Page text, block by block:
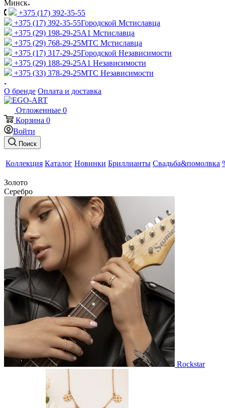
Минск
+375 (17) 392-35-55
+375 (17) 392-35-55Городской Мстиславца
+375 (29) 198-29-25A1 Мстиславца
+375 (29) 768-29-25МТС Мстиславца
+375 (17) 317-29-25Городской Независимости
+375 (29) 188-29-25A1 Независимости
+375 (33) 378-29-25МТС Независимости
О бренде Оплата и доставка
Отложенные 0
Корзина 0
Войти
Поиск
Коллекция Каталог Новинки Бриллианты Свадьба&помолвка
Золото
Серебро
Rockstar